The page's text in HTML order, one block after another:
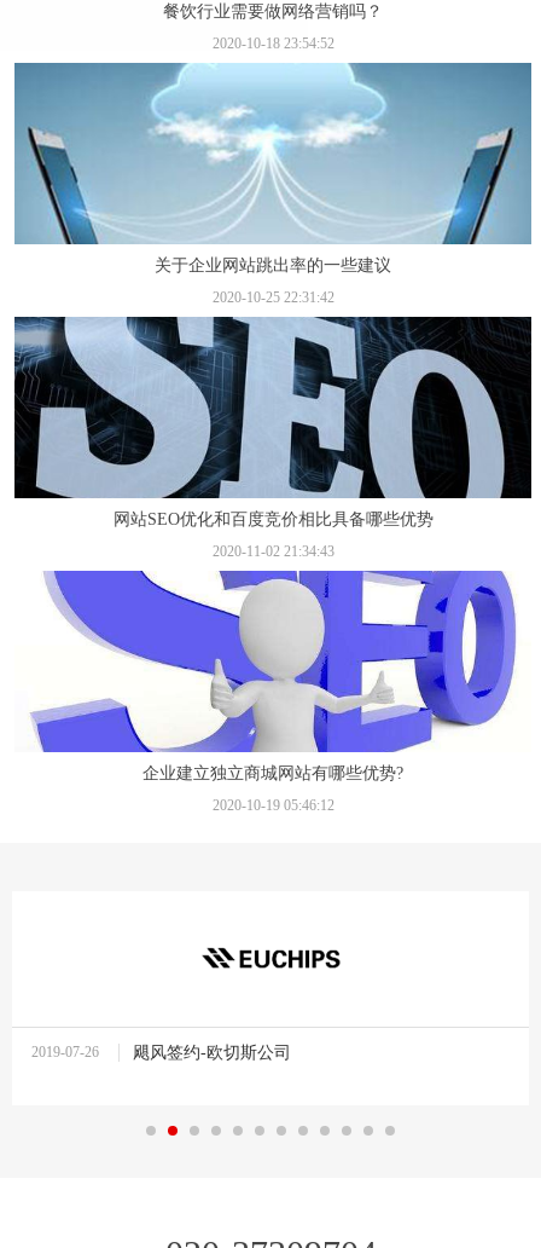
餐饮行业需要做网络营销吗？
2020-10-18 23:54:52
关于企业网站跳出率的一些建议
2020-10-25 22:31:42
网站SEO优化和百度竞价相比具备哪些优势
2020-11-02 21:34:43
企业建立独立商城网站有哪些优势?
2020-10-19 05:46:12
2019-07-26
飓风签约-欧切斯公司